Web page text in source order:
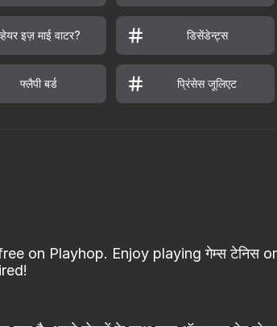
इज़ माई वाटर? डिसेंडेन्ट्स
फ्लैपी बर्ड प्रिंसेस जूलिएट
on Playhop. Enjoy playing गेम्स टेनिस